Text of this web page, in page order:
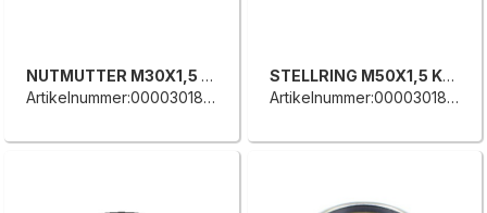
NUTMUTTER M30X1,5 KM6
Artikelnummer:0000301870L
STELLRING M50X1,5 KM10
Artikelnummer:0000301868F